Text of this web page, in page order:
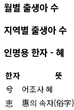
월별 출생아 수
지역별 출생아 수
인명용 한자 - 혜
한자 뜻
兮
어조사 혜
恵
惠의 속자(俗字)